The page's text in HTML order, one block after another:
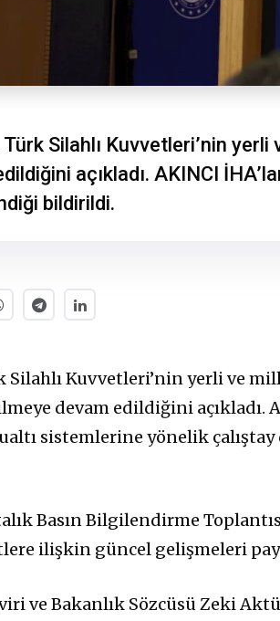
Türk Silahlı Kuvvetleri’nin
açıkladı. AKINCI
bildirildi.
Silahlı Kuvvetleri’nin yerli ve
devam edildiğini açıkladı.
sistemlerine yönelik
Basın Bilgilendirme
ilişkin güncel gelişmeleri
ve Bakanlık Sözcüsü Zeki